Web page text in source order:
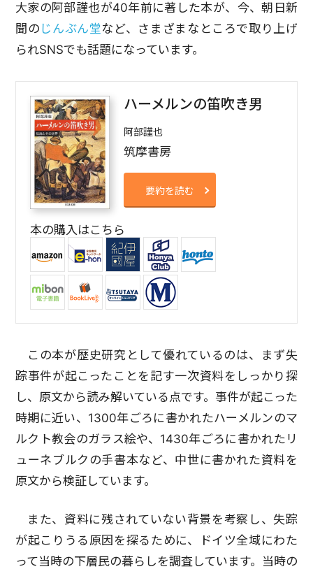
大家の阿部謹也が40年前に著した本が、今、朝日新
聞の じんぶん堂など、さまざまなところで取り上げ
られSNSでも話題になっています。
ハーメルンの笛吹き男
阿部謹也
筑摩書房
要約を読む
本の購入はこちら
この本が歴史研究として優れているのは、まず失
踪事件が起こったことを記す一次資料をしっかり探
し、原文から読み解いている点です。事件が起こった
時期に近い、1300年ごろに書かれたハーメルンのマ
ルクト教会のガラス絵や、1430年ごろに書かれたリ
ューネブルクの手書本など、中世に書かれた資料を
原文から検証しています。
また、資料に残されていない背景を考察し、失踪
が起こりうる原因を探るために、ドイツ全域にわた
って当時の下層民の暮らしを調査しています。当時の